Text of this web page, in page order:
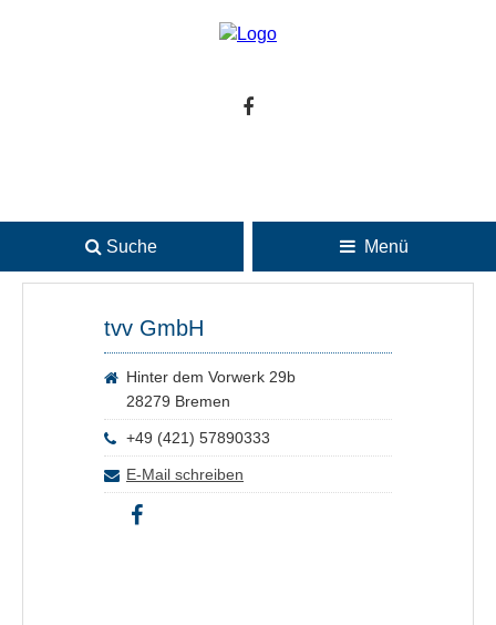
Suche Menü
tvv GmbH
Hinter dem Vorwerk 29b
28279 Bremen
+49 (421) 57890333
E-Mail schreiben